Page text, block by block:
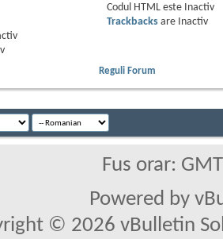
Codul HTML este
Inactiv
Trackbacksare
Inactiv
Reguli Forum
Fus orar:
Powered by
© 2026 vBulletin